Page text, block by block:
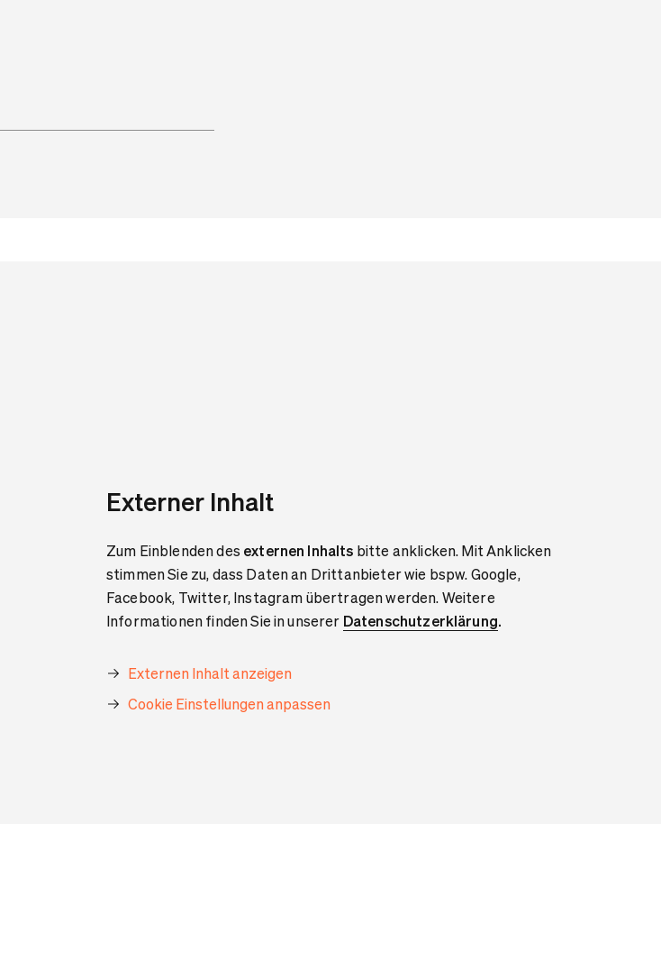
Externer Inhalt
Zum Einblenden des externen Inhalts bitte anklicken. Mit Anklicken
stimmen Sie zu, dass Daten an Drittanbieter wie bspw. Google,
Facebook, Twitter, Instagram übertragen werden. Weitere
Informationen finden Sie in unserer Datenschutzerklärung.
Externen Inhalt anzeigen
Cookie Einstellungen anpassen